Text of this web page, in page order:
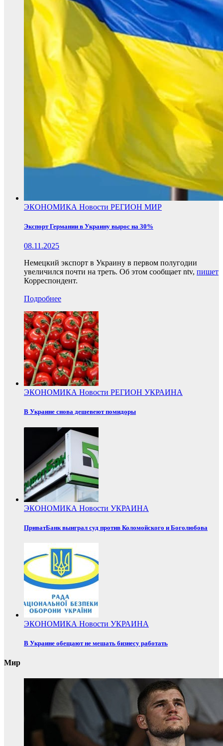
ЭКОНОМИКА Новости РЕГИОН МИР
Экспорт Германии в Украину вырос на 30%
08.11.2025
Немецкий экспорт в Украину в первом полугодии
увеличился почти на треть. Об этом сообщает ntv, пишет
Корреспондент.
Подробнее
ЭКОНОМИКА Новости РЕГИОН УКРАИНА
В Украине снова дешевеют помидоры
ЭКОНОМИКА Новости УКРАИНА
ПриватБанк выиграл суд против Коломойского и Боголюбова
ЭКОНОМИКА Новости УКРАИНА
В Украине обещают не мешать бизнесу работать
Мир